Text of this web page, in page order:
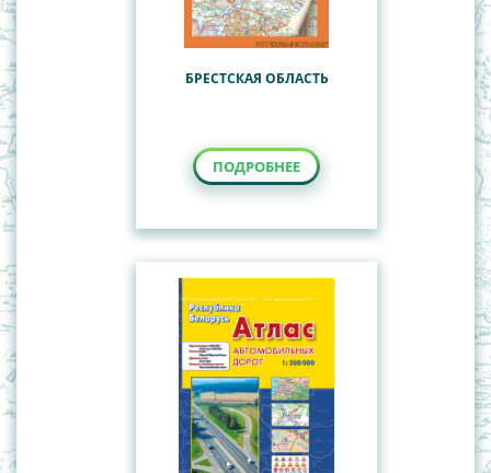
БРЕСТСКАЯ ОБЛАСТЬ
ПОДРОБНЕЕ